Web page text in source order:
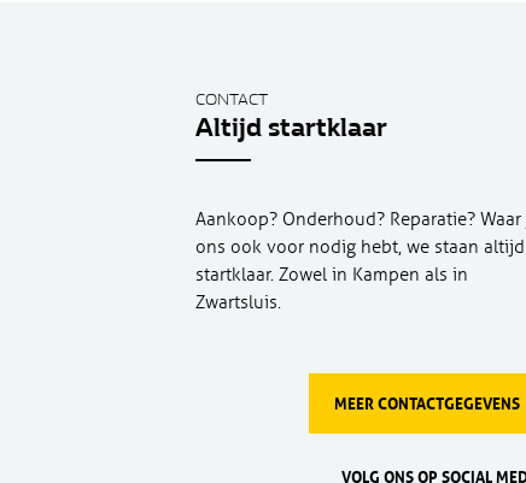
CONTACT
Altijd startklaar
Aankoop? Onderhoud? Reparatie? Waar
ons ook voor nodig hebt, we staan altijd
startklaar. Zowel in Kampen als in
Zwartsluis.
MEER CONTACTGEGEVENS
VOLG ONS OP SOCIAL